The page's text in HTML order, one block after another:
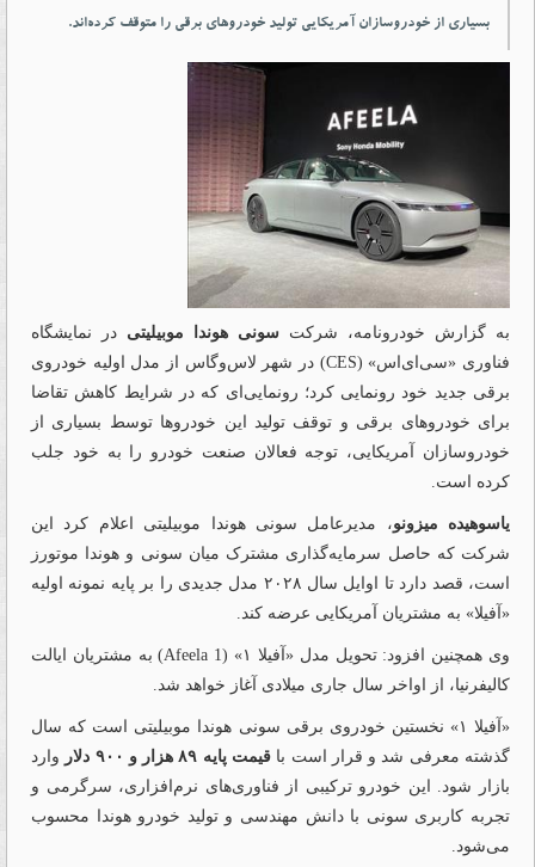
بسیاری از خودروسازان آمریکایی تولید خودروهای برقی را متوقف کرده‌اند.
به گزارش خودرونامه، شرکت سونی هوندا موبیلیتی در نمایشگاه
فناوری «سی‌ای‌اس» (CES) در شهر لاس‌وگاس از مدل اولیه خودروی
برقی جدید خود رونمایی کرد؛ رونمایی‌ای که در شرایط کاهش تقاضا
برای خودروهای برقی و توقف تولید این خودروها توسط بسیاری از
خودروسازان آمریکایی، توجه فعالان صنعت خودرو را به خود جلب
کرده است.
یاسوهیده میزونو، مدیرعامل سونی هوندا موبیلیتی اعلام کرد این
شرکت که حاصل سرمایه‌گذاری مشترک میان سونی و هوندا موتورز
است، قصد دارد تا اوایل سال ۲۰۲۸ مدل جدیدی را بر پایه نمونه اولیه
«آفیلا» به مشتریان آمریکایی عرضه کند.
وی همچنین افزود: تحویل مدل «آفیلا ۱» (Afeela 1) به مشتریان ایالت
کالیفرنیا، از اواخر سال جاری میلادی آغاز خواهد شد.
«آفیلا ۱» نخستین خودروی برقی سونی هوندا موبیلیتی است که سال
گذشته معرفی شد و قرار است باقیمت پایه ۸۹ هزار و ۹۰۰ دلار
وارد
بازار شود. این خودرو ترکیبی از فناوری‌های نرم‌افزاری، سرگرمی و
تجربه کاربری سونی با دانش مهندسی و تولید خودرو هوندا محسوب
می‌شود.